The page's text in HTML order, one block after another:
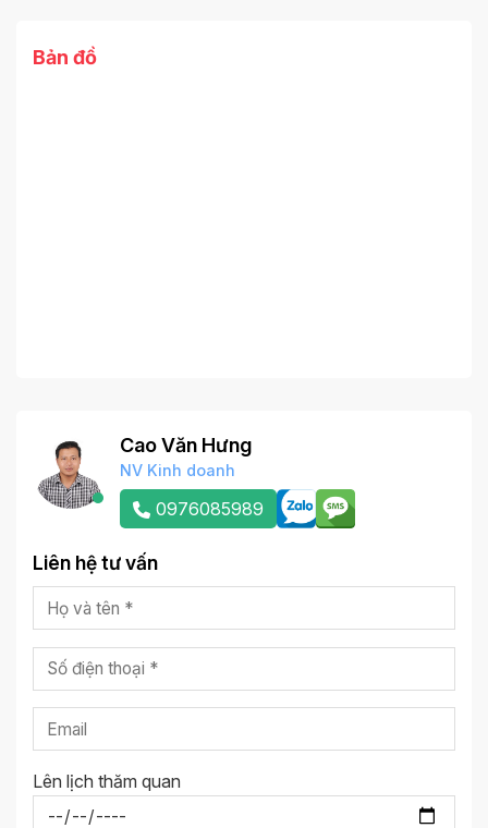
Bản đồ
Cao Văn Hưng
NV Kinh doanh
0976085989
Liên hệ tư vấn
Lên lịch thăm quan